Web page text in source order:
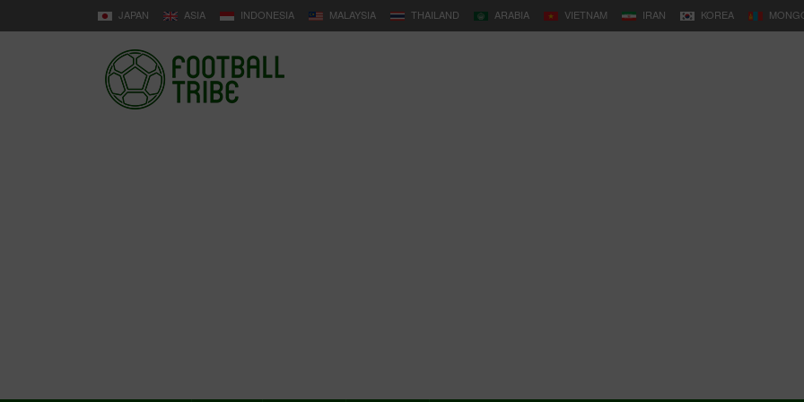
JAPAN ASIA INDONESIA MALAYSIA THAILAND ARABIA VIETNAM IRAN KOREA